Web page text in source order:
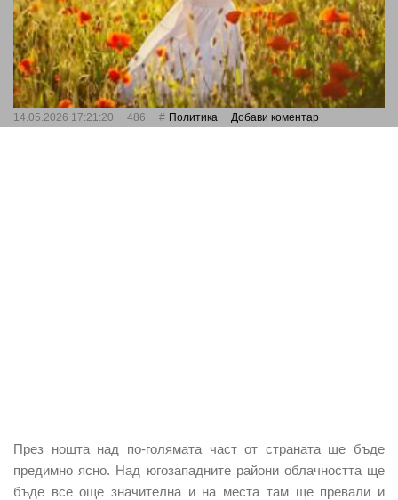
14.05.2026 17:21:20 486 Политика Добави коментар
През нощта над по-голямата част от страната ще бъде
предимно ясно. Над югозападните райони облачността ще
бъде все още значителна и на места там ще превали и